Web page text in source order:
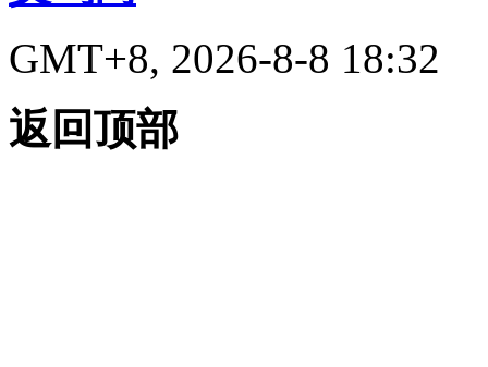
GMT+8, 2026-8-8 18:32
返回顶部